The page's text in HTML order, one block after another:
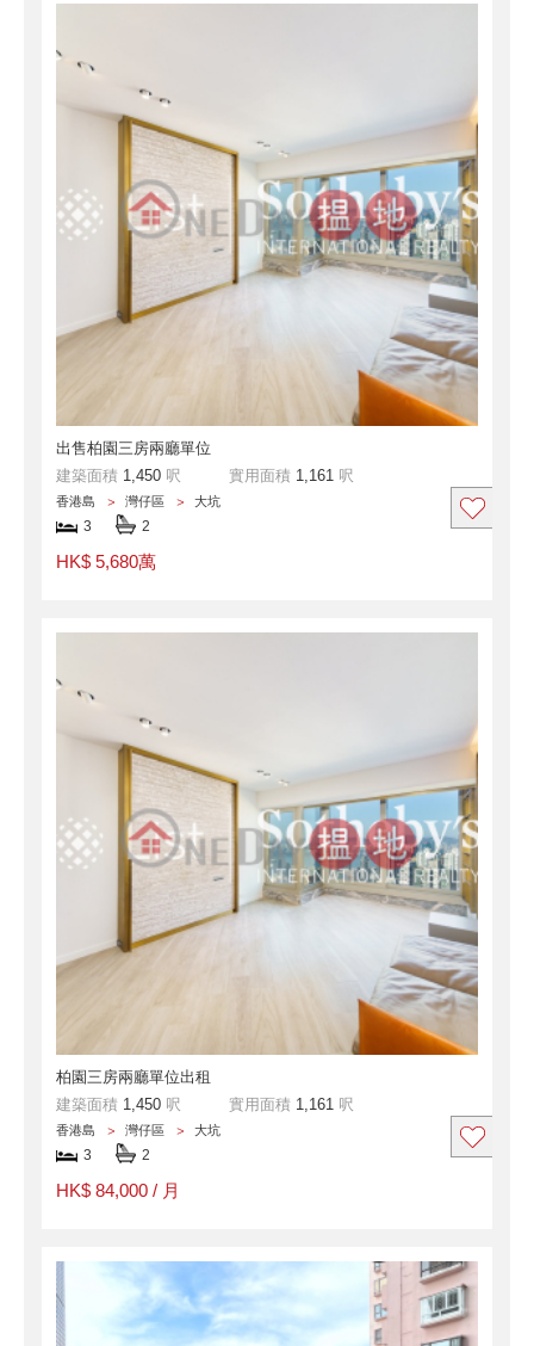
出售柏園三房兩廳單位
建築面積 1,450 呎 實用面積 1,161 呎
香港島 灣仔區 大坑
3 2
HK$ 5,680萬
柏園三房兩廳單位出租
建築面積 1,450 呎 實用面積 1,161 呎
香港島 灣仔區 大坑
3 2
HK$ 84,000 / 月